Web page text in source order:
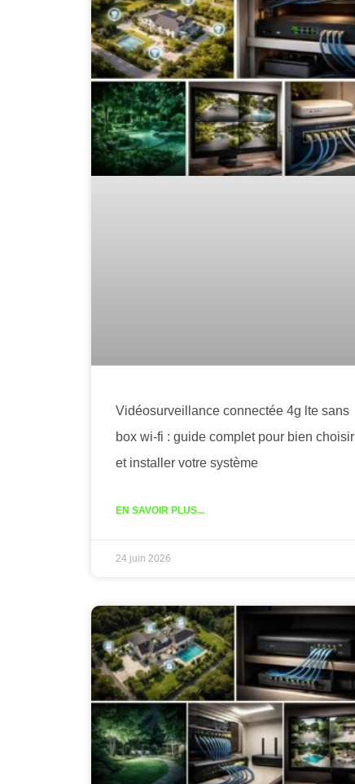
Vidéosurveillance connectée 4g lte sans
box wi-fi : guide complet pour bien choisir
et installer votre système
EN SAVOIR PLUS...
24 juin 2026